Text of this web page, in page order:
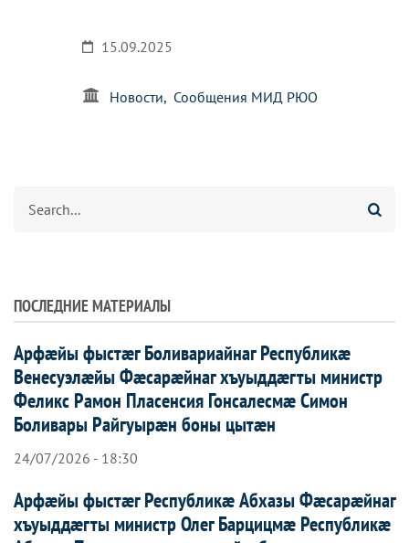
15.09.2025
Новости Сообщения МИД РЮО
ПОСЛЕДНИЕ МАТЕРИАЛЫ
Арфæйы фыстæг Боливариайнаг Республикæ
Венесуэлæйы Фæсарæйнаг хъуыддæгты министр
Феликс Рамон Пласенсия Гонсалесмæ Симон
Боливары Райгуырæн боны цытæн
24/07/2026 - 18:30
Арфæйы фыстæг Республикæ Абхазы Фæсарæйнаг
хъуыддæгты министр Олег Барцицмæ Республикæ